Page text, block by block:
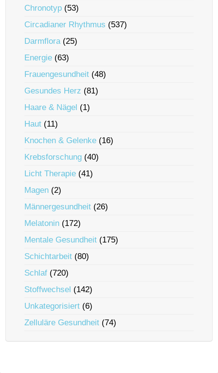
Chronotyp (53)
Circadianer Rhythmus (537)
Darmflora(25)
Energie (63)
Frauengesundheit (48)
Gesundes Herz (81)
Haare & Nägel (1)
Haut (11)
Knochen & Gelenke (16)
Krebsforschung (40)
Licht Therapie (41)
Magen (2)
Männergesundheit (26)
Melatonin (172)
Mentale Gesundheit (175)
Schichtarbeit (80)
Schlaf (720)
Stoffwechsel (142)
Unkategorisiert (6)
Zelluläre Gesundheit (74)